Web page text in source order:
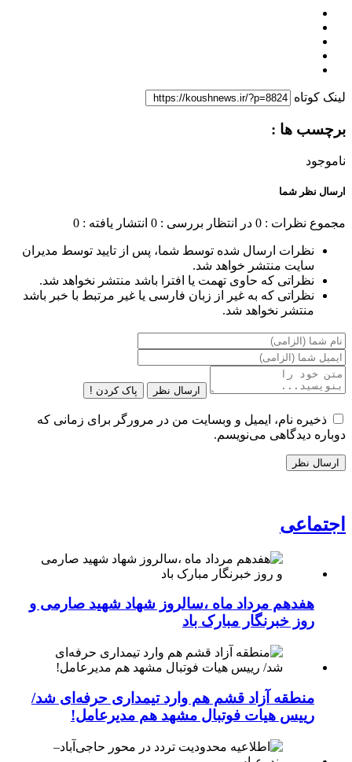
لینک کوتاه
برچسب ها :
ناموجود
ارسال نظر شما
مجموع نظرات : 0 در انتظار بررسی : 0 انتشار یافته : 0
نظرات ارسال شده توسط شما، پس از تایید توسط مدیران
سایت منتشر خواهد شد.
نظراتی که حاوی تهمت یا افترا باشد منتشر نخواهد شد.
نظراتی که به غیر از زبان فارسی یا غیر مرتبط با خبر باشد
منتشر نخواهد شد.
ارسال نظر پاک کردن !
ذخیره نام، ایمیل و وبسایت من در مرورگر برای زمانی که
دوباره دیدگاهی می‌نویسم.
اجتماعی
هفدهم مرداد ماه ،سالروز شهاد شهید صارمی و
روز خبرنگار مبارک باد
منطقه آزاد قشم هم وارد تیمداری حرفه‌ای شد/
رییس هیات فوتبال مشهد هم مدیرعامل!